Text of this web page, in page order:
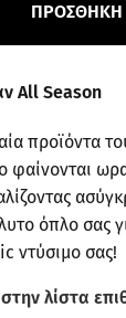
ΠΡΟΣΘΉΚΗ
All Season
προϊόντα
φαίνονται
όπλο σας
ντύσιμο σας!
λίστα